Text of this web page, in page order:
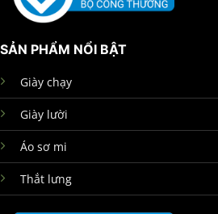
SẢN PHẨM NỔI BẬT
Giày chạy
Giày lười
Áo sơ mi
Thắt lưng